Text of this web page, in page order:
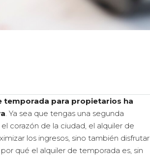
temporada para propietarios ha
. Ya sea que tengas una segunda
corazón de la ciudad, el alquiler de
los ingresos, sino también disfrutar
qué el alquiler de temporada es, sin